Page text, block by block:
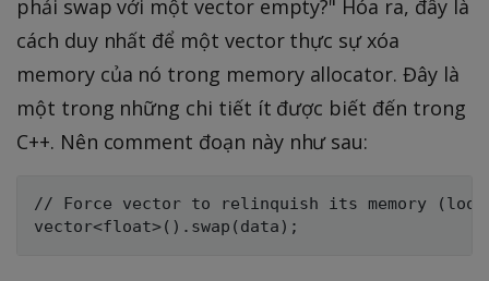
phải swap với một vector empty?" Hóa ra, đây là
cách duy nhất để một vector thực sự xóa
memory của nó trong memory allocator. Đây là
một trong những chi tiết ít được biết đến trong
C++. Nên comment đoạn này như sau:
// Force vector to relinquish its memory